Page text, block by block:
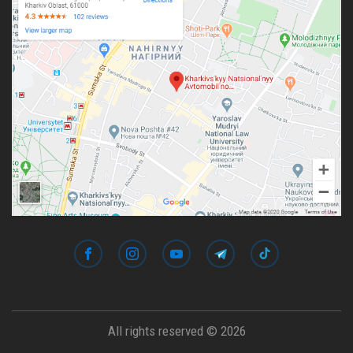
All rights reserved © 2026